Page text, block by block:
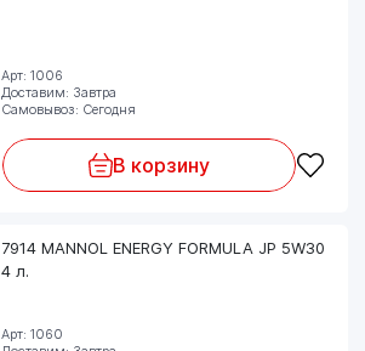
Арт: 1006
Доставим: Завтра
Самовывоз: Сегодня
В корзину
7914 MANNOL ENERGY FORMULA JP 5W30
4 л.
Арт: 1060